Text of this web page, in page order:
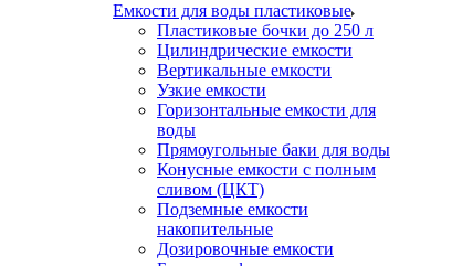
Емкости для воды пластиковые
Пластиковые бочки до 250 л
Цилиндрические емкости
Вертикальные емкости
Узкие емкости
Горизонтальные емкости для
воды
Прямоугольные баки для воды
Конусные емкости с полным
сливом (ЦКТ)
Подземные емкости
накопительные
Дозировочные емкости